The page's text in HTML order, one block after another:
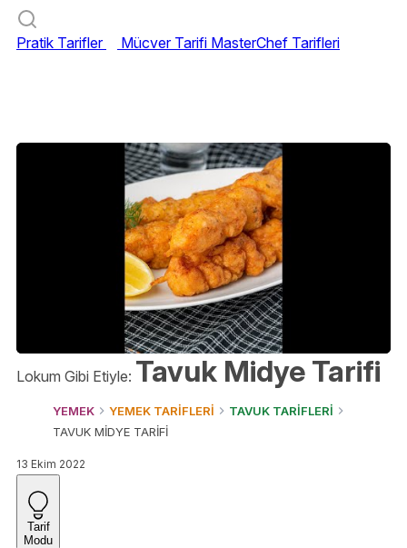
Pratik Tarifler Mücver Tarifi MasterChef Tarifleri
Lokum Gibi Etiyle: Tavuk Midye Tarifi
YEMEK YEMEK TARİFLERİ
TAVUK TARİFLERİ
TAVUK MİDYE TARİFİ
13 Ekim 2022
Tarif
Modu